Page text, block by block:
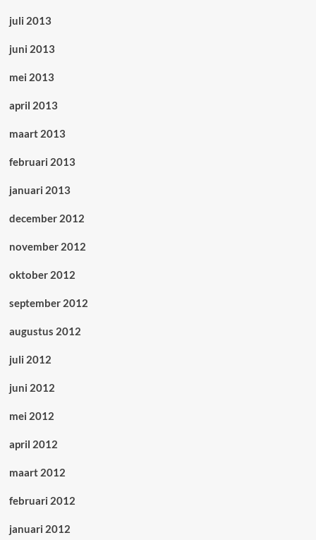
juli 2013
juni 2013
mei 2013
april 2013
maart 2013
februari 2013
januari 2013
december 2012
november 2012
oktober 2012
september 2012
augustus 2012
juli 2012
juni 2012
mei 2012
april 2012
maart 2012
februari 2012
januari 2012